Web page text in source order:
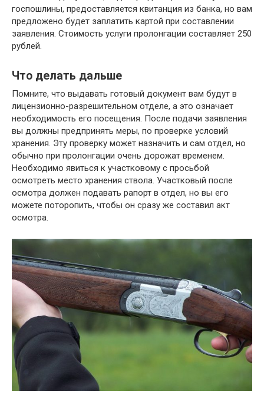
госпошлины, предоставляется квитанция из банка, но вам
предложено будет заплатить картой при составлении
заявления. Стоимость услуги пролонгации составляет 250
рублей.
Что делать дальше
Помните, что выдавать готовый документ вам будут в
лицензионно-разрешительном отделе, а это означает
необходимость его посещения. После подачи заявления
вы должны предпринять меры, по проверке условий
хранения. Эту проверку может назначить и сам отдел, но
обычно при пролонгации очень дорожат временем.
Необходимо явиться к участковому с просьбой
осмотреть место хранения ствола. Участковый после
осмотра должен подавать рапорт в отдел, но вы его
можете поторопить, чтобы он сразу же составил акт
осмотра.